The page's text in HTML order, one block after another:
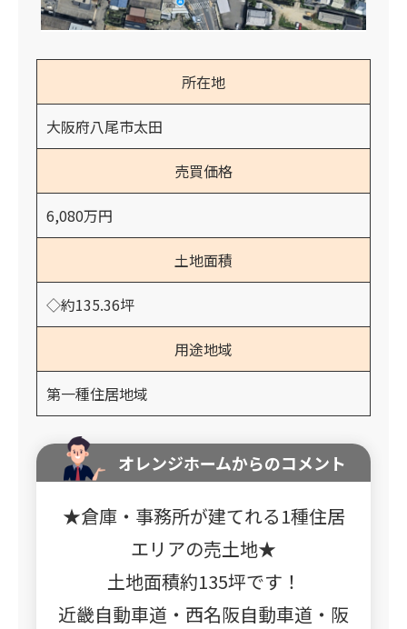
所在地
大阪府八尾市太田
売買価格
6,080万円
土地面積
◇約135.36坪
用途地域
第一種住居地域
オレンジホームからのコメント
★倉庫・事務所が建てれる1種住居
エリアの売土地★
土地面積約135坪です！
近畿自動車道・西名阪自動車道・阪